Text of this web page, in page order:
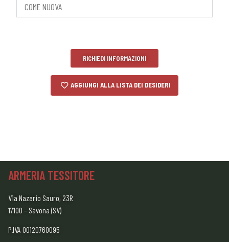
COME NUOVA
RICHIEDI INFORMAZIONI
AGGIUNGI ALLA LISTA DEI DESIDERI
ARMERIA TESSITORE
Via Nazario Sauro, 23R
17100 – Savona (SV)
P.IVA 00120760095